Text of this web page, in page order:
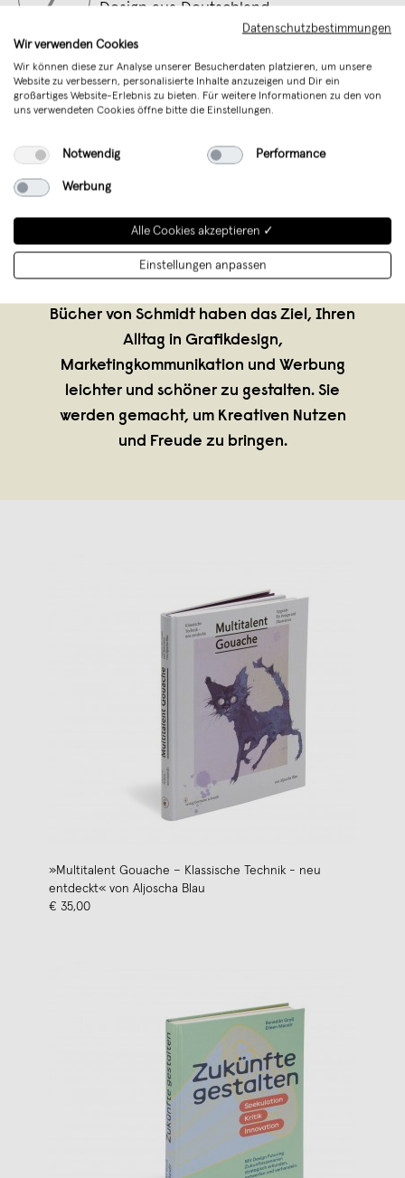
Design aus Deutschland
Verlag Hermann Schmidt,Mainz
verkauft seit September 2011
Bücher von Schmidt haben das Ziel, Ihren
Alltag in Grafikdesign,
Marketingkommunikation und Werbung
leichter und schöner zu gestalten. Sie
werden gemacht, um Kreativen Nutzen
und Freude zu bringen.
»Multitalent Gouache – Klassische Technik - neu
entdeckt« von Aljoscha Blau
€ 35,00
Datenschutzbestimmungen
Wir verwenden Cookies
Wir können diese zur Analyse unserer Besucherdaten platzieren, um unsere
Website zu verbessern, personalisierte Inhalte anzuzeigen und Dir ein
großartiges Website-Erlebnis zu bieten. Für weitere Informationen zu den von
uns verwendeten Cookies öffne bitte die Einstellungen.
Notwendig Performance
Werbung
Alle Cookies akzeptieren ✓
Einstellungen anpassen